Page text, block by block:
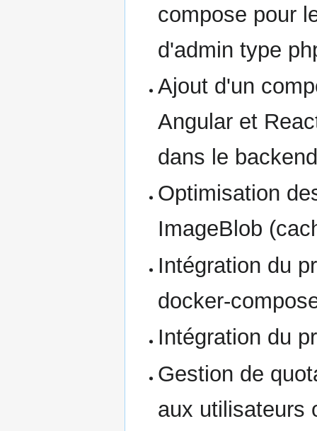
compose pour
d'admin type
Ajout d'un
Angular et
dans le
Optimisation
ImageBlob
Intégration du
docker-
Intégration du
Gestion de
aux utilisateurs